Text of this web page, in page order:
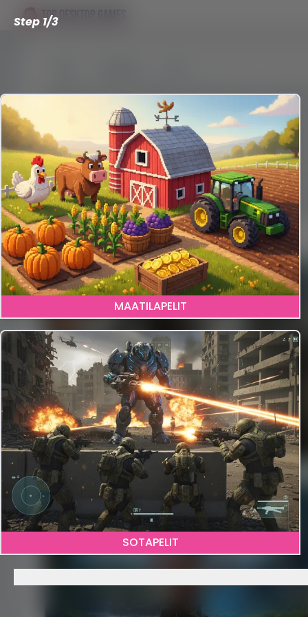
TOP DESKTOP GAMES
Parhaat ilmaiset MMO-pelit PC:lle ja
MMO tulee sanoista Massively
joissa vilisee tuhansia muita pelaajia.
sellaista yhteisöllistä meininkiä, jota
Ilmaiset MMO-pelit päästävät sinut tähän
monia näistä voit pelata selaimessa tai
tekeminen ei lopu.
1
2
Step 1/3
MAATILAPELIT
SOTAPELIT